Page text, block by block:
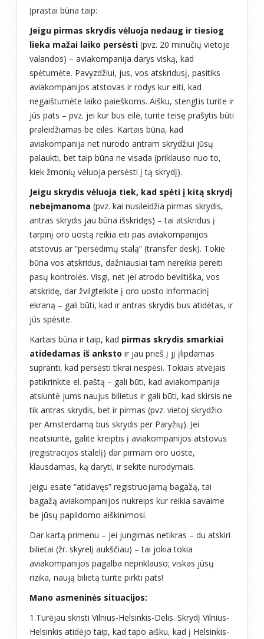
Įprastai būna taip:
Jeigu pirmas skrydis vėluoja nedaug ir tiesiog
lieka mažai laiko persėsti (pvz. 20 minučių vietoje
valandos) – aviakompanija darys viską, kad
spėtumėte. Pavyzdžiui, jus, vos atskridusį, pasitiks
aviakompanijos atstovas ir rodys kur eiti, kad
negaištumėte laiko paieškoms. Aišku, stengtis turite ir
jūs pats – pvz. jei kur bus eilė, turite teisę prašytis būti
praleidžiamas be eilės. Kartais būna, kad
aviakompanija net nurodo antram skrydžiui jūsų
palaukti, bet taip būna ne visada (priklauso nuo to,
kiek žmonių vėluoja persėsti į tą skrydį).
Jeigu skrydis vėluoja tiek, kad spėti į kitą skrydį
nebeįmanoma (pvz. kai nusileidžia pirmas skrydis,
antras skrydis jau būna išskridęs) – tai atskridus į
tarpinį oro uostą reikia eiti pas aviakompanijos
atstovus ar “persėdimų stalą” (transfer desk). Tokie
būna vos atskridus, dažniausiai tam nereikia pereiti
pasų kontrolės. Visgi, net jei atrodo beviltiška, vos
atskridę, dar žvilgtelkite į oro uosto informacinį
ekraną – gali būti, kad ir antras skrydis bus atidėtas, ir
jūs spėsite.
Kartais būna ir taip, kad pirmas skrydis smarkiai
atidedamas iš anksto ir jau prieš į jį įlipdamas
supranti, kad persėsti tikrai nespėsi. Tokiais atvejais
patikrinkite el. paštą – gali būti, kad aviakompanija
atsiuntė jums naujus bilietus ir gali būti, kad skirsis ne
tik antras skrydis, bet ir pirmas (pvz. vietoj skrydžio
per Amsterdamą bus skrydis per Paryžių). Jei
neatsiuntė, galite kreiptis į aviakompanijos atstovus
(registracijos stalelį) dar pirmam oro uoste,
klausdamas, ką daryti, ir sekite nurodymais.
Jeigu esate “atidavęs” registruojamą bagažą, tai
bagažą aviakompanijos nukreips kur reikia savaime
be jūsų papildomo aiškinimosi.
Dar kartą primenu – jei jungimas netikras – du atskiri
bilietai (žr. skyrelį aukščiau) – tai jokia tokia
aviakompanijos pagalba nepriklauso; viskas jūsų
rizika, naują bilietą turite pirkti pats!
Mano asmeninės situacijos:
1.Turėjau skristi Vilnius-Helsinkis-Delis. Skrydį Vilnius-
Helsinkis atidėjo taip, kad tapo aišku, kad į Helsinkis-